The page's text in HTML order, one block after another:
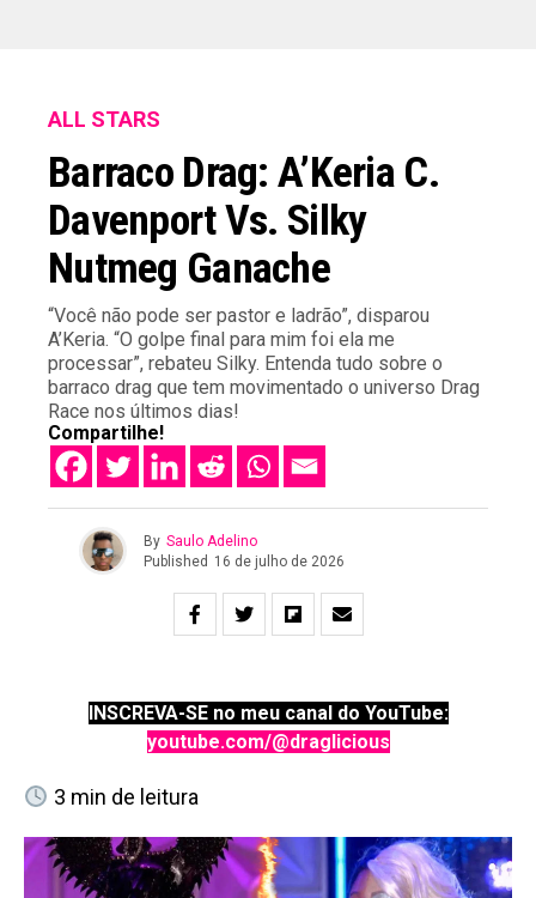
ALL STARS
Barraco Drag: A’Keria C.
Davenport Vs. Silky
Nutmeg Ganache
“Você não pode ser pastor e ladrão”, disparou
A’Keria. “O golpe final para mim foi ela me
processar”, rebateu Silky. Entenda tudo sobre o
barraco drag que tem movimentado o universo Drag
Race nos últimos dias!
Compartilhe!
By Saulo Adelino
Published 16 de julho de 2026
INSCREVA-SE no meu canal do YouTube:
youtube.com/@draglicious
3 min de leitura